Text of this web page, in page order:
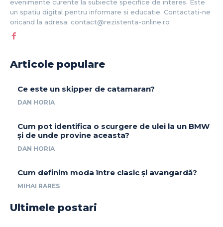
evenimente curente la subiecte specifice de interes. Este
un spatiu digital pentru informare si educatie. Contactati-ne
oricand la adresa: contact@rezistenta-online.ro
Articole populare
Ce este un skipper de catamaran?
DAN HORIA
Cum pot identifica o scurgere de ulei la un BMW
și de unde provine aceasta?
DAN HORIA
Cum definim moda între clasic și avangardă?
MIHAI RARES
Ultimele postari